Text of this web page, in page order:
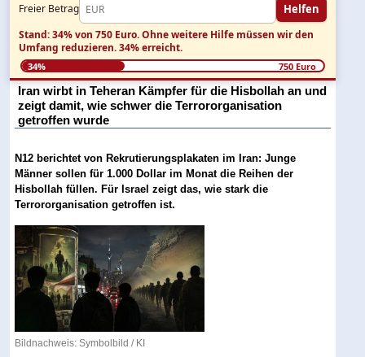
Freier Betrag Helfen
Stand: 34% von 750 Euro.Ohne weitere Hilfe müssen wir den
Umfang reduzieren.34% erreicht.
34% 750 Euro
Iran wirbt in Teheran Kämpfer für die Hisbollah an und
zeigt damit, wie schwer die Terrororganisation
getroffen wurde
N12 berichtet von Rekrutierungsplakaten im Iran: Junge
Männer sollen für 1.000 Dollar im Monat die Reihen der
Hisbollah füllen. Für Israel zeigt das, wie stark die
Terrororganisation getroffen ist.
Bildnachweis: Symbolbild / KI